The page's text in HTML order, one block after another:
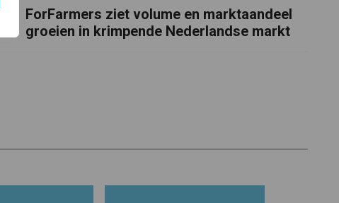
ForFarmers ziet volume en marktaandeel
groeien in krimpende Nederlandse markt